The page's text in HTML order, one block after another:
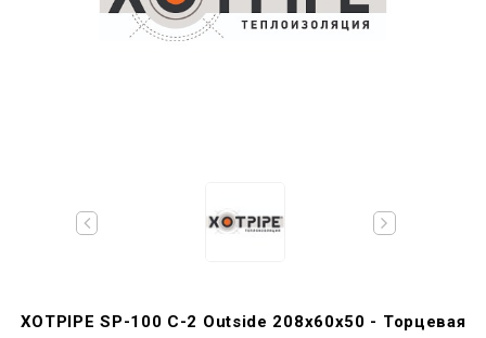
XOTPIPE SP-100 C-2 Outside 208x60x50 - Торцевая